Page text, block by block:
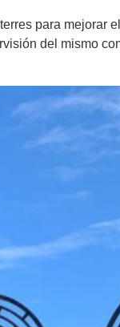
para mejorar
del mismo